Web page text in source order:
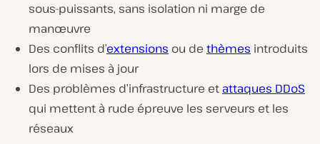
sous-puissants, sans isolation ni marge de
manœuvre
Des conflits d’extensions ou de thèmes introduits
lors de mises à jour
Des problèmes d’infrastructure et attaques DDoS
qui mettent à rude épreuve les serveurs et les
réseaux